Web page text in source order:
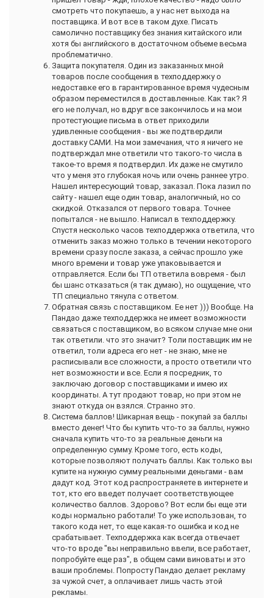
смотреть что покупаешь, а у нас нет выхода на
поставщика. И вот все в таком духе. Писать
самолично поставщику без знания китайского или
хотя бы английского в достаточном объеме весьма
проблематично.
Защита покупателя. Один из заказанных мной
товаров после сообщения в техподдержку о
недоставке его в гарантированное время чудесным
образом переместился в доставленные. Как так? Я
его не получал, но вдруг все закончилось и на мои
протестующие письма в ответ приходили
удивленные сообщения - вы же подтвердили
доставку САМИ. На мои замечания, что я ничего не
подтверждал мне ответили что такого-то числа в
такое-то время я подтвердил. Их даже не смутило
что у меня это глубокая ночь или очень раннее утро.
Нашел интересующий товар, заказал. Пока лазил по
сайту - нашел еще один товар, аналогичный, но со
скидкой. Отказался от первого товара. Точнее
попытался - не вышло. Написал в техподдержку.
Спустя несколько часов техподдержка ответила, что
отменить заказ можно только в течении некоторого
времени сразу после заказа, а сейчас прошло уже
много времени и товар уже упаковывается и
отправляется. Если бы ТП ответила вовремя - был
бы шанс отказаться (я так думаю), но ощущение, что
ТП специально тянула с ответом.
Обратная связь с поставщиком. Ее нет ))) Вообще. На
Пандао даже техподдержка не имеет возможности
связаться с поставщиком, во всяком случае мне они
так ответили. что это значит? Толи поставщик им не
ответил, толи адреса его нет - не знаю, мне не
расписывали все сложности, а просто ответили что
нет возможности и все. Если я посредник, то
заключаю договор с поставщиками и имею их
координаты. А тут продают товар, но при этом не
знают откуда он взялся. Странно это.
Система баллов! Шикарная вещь - покупай за баллы
вместо денег! Что бы купить что-то за баллы, нужно
сначала купить что-то за реальные деньги на
определенную сумму. Кроме того, есть коды,
которые позволяют получать баллы. Как только вы
купите на нужную сумму реальными деньгами - вам
дадут код. Этот код распространяете в интернете и
тот, кто его введет получает соответствующее
количество баллов. Здорово? Вот если бы еще эти
коды нормально работали! То уже использован, то
такого кода нет, то еще какая-то ошибка и код не
срабатывает. Техподдержка как всегда отвечает
что-то вроде "вы неправильно ввели, все работает,
попробуйте еще раз", в общем сами виноваты и это
ваши проблемы. Попросту Пандао делает рекламу
за чужой счет, а оплачивает лишь часть этой
рекламы.